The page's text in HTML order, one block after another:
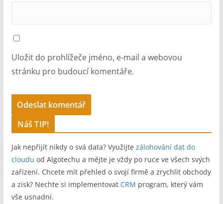
Uložit do prohlížeče jméno, e-mail a webovou
stránku pro budoucí komentáře.
l
t
e
r
n
Náš TIP!
Jak nepřijít nikdy o svá data? Využijte zálohování dat do
cloudu od Algotechu a mějte je vždy po ruce ve všech svých
zařízení. Chcete mít přehled o svojí firmě a zrychlit obchody
a zisk? Nechte si implementovat CRM program, který vám
vše usnadní.